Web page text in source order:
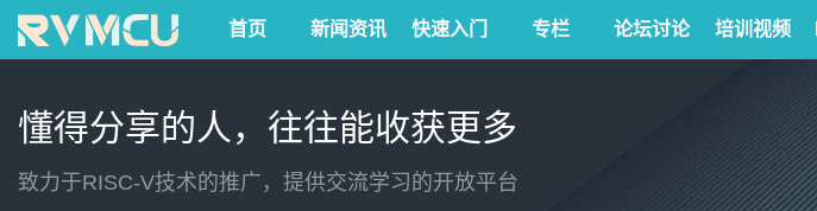
首页 新闻资讯 快速入门 专栏 论坛讨论 培训视频
懂得分享的人，往往能收获更多
致力于RISC-V技术的推广，提供交流学习的开放平台